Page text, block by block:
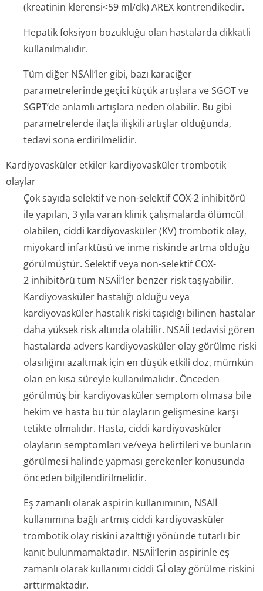
(kreatinin klerensi<59 ml/dk) AREX kontrendikedir.
Hepatik foksiyon bozukluğu olan hastalarda dikkatli
kullanılmalıdır.
Tüm diğer NSAİİ’ler gibi, bazı karaciğer
parametrelerinde geçici küçük artışlara ve SGOT ve
SGPT’de anlamlı artışlara neden olabilir. Bu gibi
parametrelerde ilaçla ilişkili artışlar olduğunda,
tedavi sona erdirilmelidir.
Kardiyovasküler etkiler kardiyovasküler trombotik
olaylar
Çok sayıda selektif ve non-selektif COX-2 inhibitörü
ile yapılan, 3 yıla varan klinik çalışmalarda ölümcül
olabilen, ciddi kardiyovasküler (KV) trombotik olay,
miyokard infarktüsü ve inme riskinde artma olduğu
görülmüştür. Selektif veya non-selektif COX-
2 inhibitörü tüm NSAİİ’ler benzer risk taşıyabilir.
Kardiyovasküler hastalığı olduğu veya
kardiyovasküler hastalık riski taşıdığı bilinen hastalar
daha yüksek risk altında olabilir. NSAİİ tedavisi gören
hastalarda advers kardiyovasküler olay görülme riski
olasılığını azaltmak için en düşük etkili doz, mümkün
olan en kısa süreyle kullanılmalıdır. Önceden
görülmüş bir kardiyovasküler semptom olmasa bile
hekim ve hasta bu tür olayların gelişmesine karşı
tetikte olmalıdır. Hasta, ciddi kardiyovasküler
olayların semptomları ve/veya belirtileri ve bunların
görülmesi halinde yapması gerekenler konusunda
önceden bilgilendiril­melidir.
Eş zamanlı olarak aspirin kullanımının, NSAİİ
kullanımına bağlı artmış ciddi kardiyovasküler
trombotik olay riskini azalttığı yönünde tutarlı bir
kanıt bulunmamaktadır. NSAİİ’lerin aspirinle eş
zamanlı olarak kullanımı ciddi Gİ olay görülme riskini
arttırmaktadır.